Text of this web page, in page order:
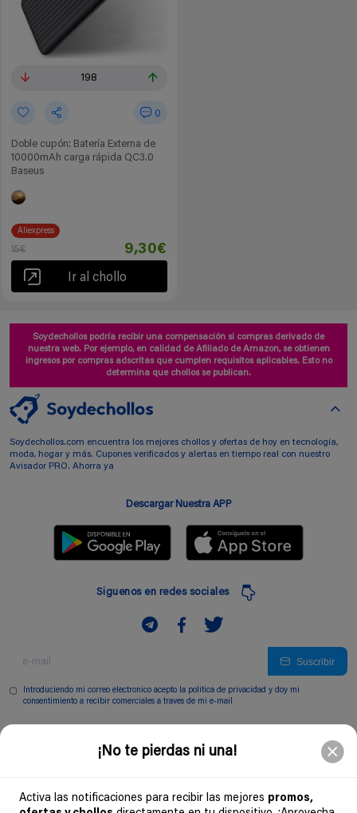
¡No te pierdas ni una!
Activa las notificaciones para recibir las mejores promos,
198
0
Doble cupón: Batería Externa de
10000mAh carga rápida QC3.0
Baseus
Aliexpress
15€ 9,30€
Ir al chollo
Soydechollos podría recibir una compensación si compras derivado de
nuestra web. Por ejemplo, en calidad de Afiliado de Amazon, se obtienen
ingresos por compras adscritas que cumplen requisitos aplicables. Esto no
determina que chollos se publican.
Soydechollos.com encuentra los mejores chollos y ofertas de hoy en tecnología,
moda, hogar y más. Cupones verificados y alertas en tiempo real con nuestro
Avisador PRO. Ahorra ya
Descargar Nuestra APP
Siguenos en redes sociales
Suscribir
Introduciendo mi correo electronico acepto la politica de privacidad y doy mi
consentimiento a recibir comerciales a traves de mi e-mail
Soydechollos 2026 - Todos los derechos reservados